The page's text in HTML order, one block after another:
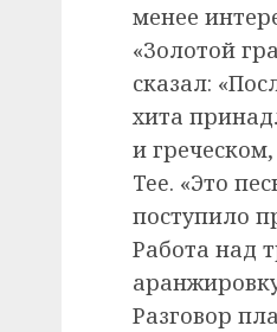
менее
«Золотой
сказал:
хита
и
Tee. «Это
поступило
Работа над
Разговор